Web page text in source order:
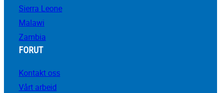
Sierra Leone
Malawi
Zambia
FORUT
Kontakt oss
Vårt arbeid